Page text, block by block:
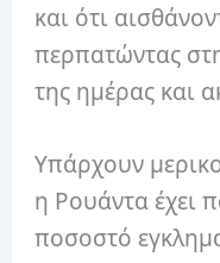
και ότι
περπατώντας
της ημέρας και
Υπάρχουν
η Ρουάντα έχει
ποσοστό